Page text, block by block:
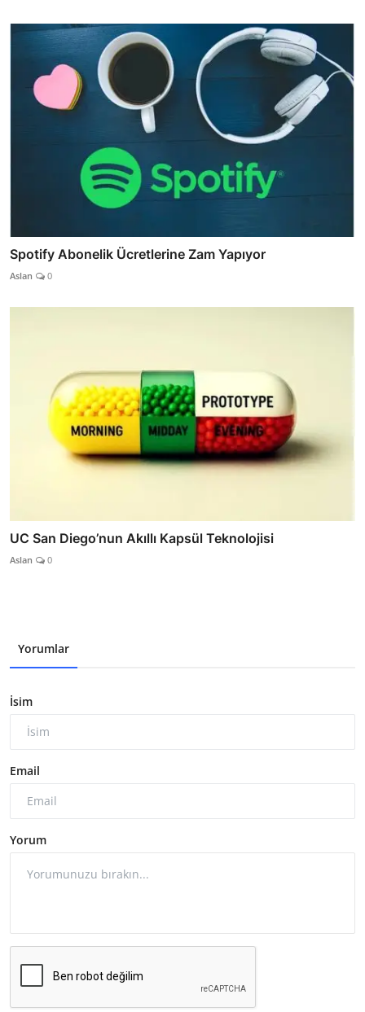
Spotify Abonelik Ücretlerine Zam Yapıyor
Aslan 0
UC San Diego’nun Akıllı Kapsül Teknolojisi
Aslan 0
Yorumlar
İsim
Email
Yorum